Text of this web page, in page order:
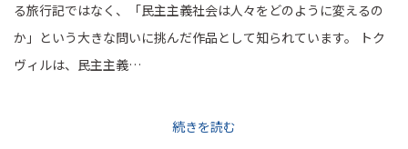
る旅行記ではなく、「民主主義社会は人々をどのように変えるの
か」という大きな問いに挑んだ作品として知られています。 トク
ヴィルは、民主主義…
続きを読む